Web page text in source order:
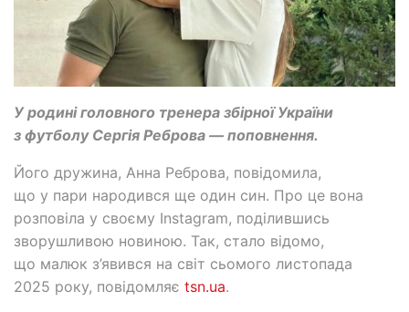
У родині головного тренера збірної України
з футболу Сергія Реброва — поповнення.
Його дружина, Анна Реброва, повідомила,
що у пари народився ще один син. Про це вона
розповіла у своєму Instagram, поділившись
зворушливою новиною. Так, стало відомо,
що малюк з’явився на світ сьомого листопада
2025 року, повідомляє tsn.ua.